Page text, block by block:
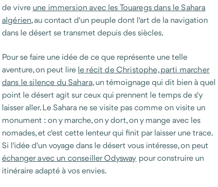
de vivre une immersion avec les Touaregs dans le Sahara
algérien, au contact d'un peuple dont l'art de la navigation
dans le désert se transmet depuis des siècles.
Pour se faire une idée de ce que représente une telle
aventure, on peut lire le récit de Christophe, parti marcher
dans le silence du Sahara, un témoignage qui dit bien à quel
point le désert agit sur ceux qui prennent le temps de s'y
laisser aller. Le Sahara ne se visite pas comme on visite un
monument : on y marche, on y dort, on y mange avec les
nomades, et c'est cette lenteur qui finit par laisser une trace.
Si l'idée d'un voyage dans le désert vous intéresse, on peut
échanger avec un conseiller Odysway pour construire un
itinéraire adapté à vos envies.